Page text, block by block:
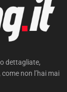
dettagliate,
non l’hai mai